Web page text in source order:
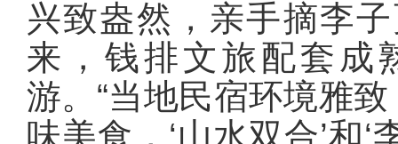
兴致盎然，亲手摘李
来，钱排文旅配套成
游。“当地民宿环境雅
味美食，‘山水双合’和